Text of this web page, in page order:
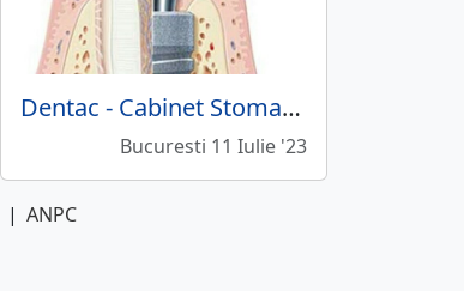
Dentac - Cabinet Stomatologic
Bucuresti 11 Iulie '23
| ANPC